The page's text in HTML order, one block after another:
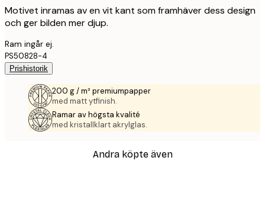
Motivet inramas av en vit kant som framhäver dess design
och ger bilden mer djup.
Ram ingår ej.
PS50828-4
Prishistorik
200 g / m² premiumpapper
med matt ytfinish.
Ramar av högsta kvalité
med kristallklart akrylglas.
Andra köpte även